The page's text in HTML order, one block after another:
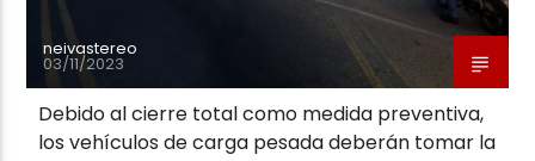
neivastereo
03/11/2023
Debido al cierre total como medida preventiva,
los vehículos de carga pesada deberán tomar la